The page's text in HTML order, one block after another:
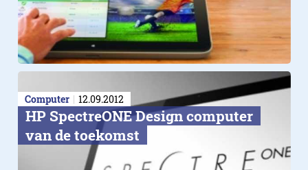
Computer 12.09.2012
HP SpectreONE Design computer
van de toekomst